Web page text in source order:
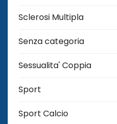
Sclerosi Multipla
Senza categoria
Sessualita' Coppia
Sport
Sport Calcio